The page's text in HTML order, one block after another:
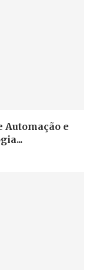
Automação e